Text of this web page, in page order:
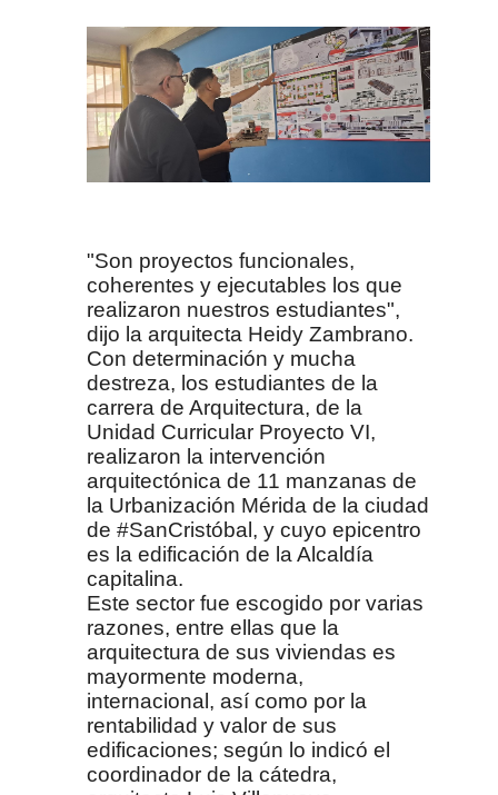
"Son proyectos funcionales,
coherentes y ejecutables los que
realizaron nuestros estudiantes",
dijo la arquitecta Heidy Zambrano.
Con determinación y mucha
destreza, los estudiantes de la
carrera de Arquitectura, de la
Unidad Curricular Proyecto VI,
realizaron la intervención
arquitectónica de 11 manzanas de
la Urbanización Mérida de la ciudad
de #SanCristóbal, y cuyo epicentro
es la edificación de la Alcaldía
capitalina.
Este sector fue escogido por varias
razones, entre ellas que la
arquitectura de sus viviendas es
mayormente moderna,
internacional, así como por la
rentabilidad y valor de sus
edificaciones; según lo indicó el
coordinador de la cátedra,